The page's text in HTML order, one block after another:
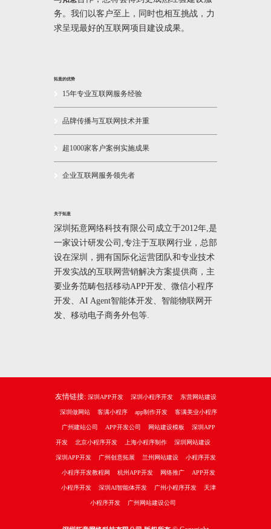
务。我们以客户至上，同时也相互挑战，力
求呈现最好的互联网项目建设成果。
拓意的优势
15年专业互联网服务经验
品牌传播与互联网技术并重
超1000家客户案例实施成果
企业互联网服务领先者
关于拓意
深圳拓意网络科技有限公司成立于2012年,是
一家设计研发公司,专注于互联网行业，总部
设在深圳，拥有国际化运营团队和专业技术
开发实战的互联网营销解决方案提供商，主
要业务范畴包括移动APP开发、微信小程序
开发、AI Agent智能体开发、智能物联网开
发、移动电子商务外包等.
友情链接: 深圳APP开发 深圳小程序开发 东营网站建设
深圳做网站 客满小程序 app制作开发 客满美业小程序
广州建站公司 APP开发公司 网站建设模板 深圳APP
开发 北京小程序开发 上海小程序制作 深圳网站建设
深圳APP开发 广州创意拓展 兰州网站建设 小程序开发
小程序开发教程网 杭州APP开发 网络推广 APP开发
小程序开发 深圳AI智能体开发 广州小程序开发 天津
小程序开发 广州网站建设公司